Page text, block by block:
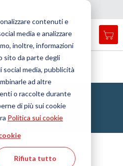
contenuti e
media e analizzare
inoltre, informazioni
sito da parte degli
media, pubblicità
ad altre
o raccolte durante
di più sui cookie
Politica sui cookie
Rifiuta tutto
search
plastiche
Lastre
a basso prezzo